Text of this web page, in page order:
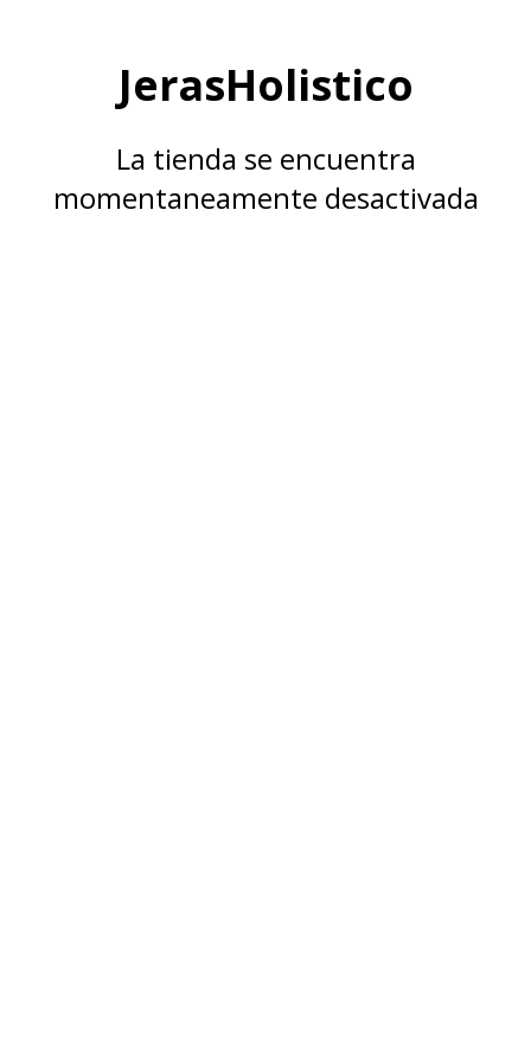
JerasHolistico
La tienda se encuentra
momentaneamente desactivada